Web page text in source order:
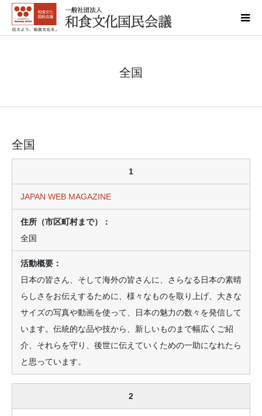
全国
全国
1
JAPAN WEB MAGAZINE
全国
日本の皆さん、そして海外の皆さんに、さらなる日本の素晴
らしさをお伝えするために、様々なものを取り上げ、大きな
サイズの写真や動画を使って、日本の魅力の数々を発信して
います。伝統的な品や技から、新しいものまで幅広くご紹
介、それらを守り、後世に伝えていくための一助になれたら
と思っています。
2